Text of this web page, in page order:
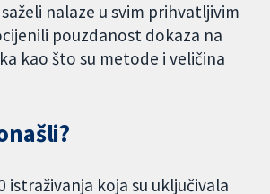
nalaze u svim prihvatljivim
pouzdanost dokaza na
kao što su metode i veličina
istraživanja koja su uključivala